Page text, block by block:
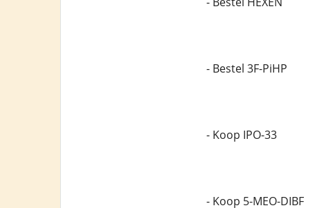
- Bestel 3F-PiHP
- Koop IPO-33
- Koop 5-MEO-DIBF